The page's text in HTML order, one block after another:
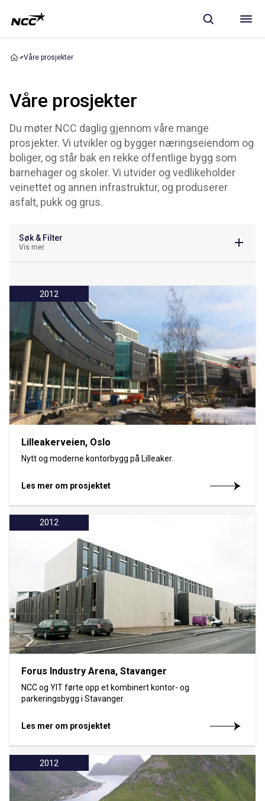
Våre prosjekter
Våre prosjekter
Du møter NCC daglig gjennom våre mange
prosjekter. Vi utvikler og bygger næringseiendom og
boliger, og står bak en rekke offentlige bygg som
barnehager og skoler. Vi utvider og vedlikeholder
veinettet og annen infrastruktur, og produserer
asfalt, pukk og grus.
Søk & Filter
Vis mer
2012
Lilleakerveien, Oslo
Nytt og moderne kontorbygg på Lilleaker.
Les mer om prosjektet
2012
Forus Industry Arena, Stavanger
NCC og YIT førte opp et kombinert kontor- og
parkeringsbygg i Stavanger.
Les mer om prosjektet
2012